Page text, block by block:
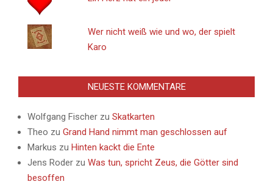
Wer nicht weiß wie und wo, der spielt
Karo
NEUESTE KOMMENTARE
Wolfgang Fischer zu Skatkarten
Theo zu Grand Hand nimmt man geschlossen auf
Markus zu Hinten kackt die Ente
Jens Roder zu Was tun, spricht Zeus, die Götter sind
besoffen